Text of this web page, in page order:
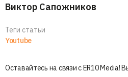
Виктор Сапожников
Теги статьи
Youtube
Оставайтесь на связи с ER10 Media!